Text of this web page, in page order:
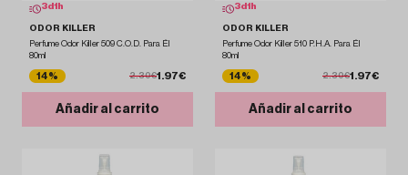
3d 1 h
ODOR KILLER
Perfume Odor Killer 509 C.O.D. Para Él
80ml
14% 2.30€1.97€
Añadir al carrito
3d 1 h
ODOR KILLER
Perfume Odor Killer 510 P.H.A. Para Él
80ml
14% 2.30€1.97€
Añadir al carrito